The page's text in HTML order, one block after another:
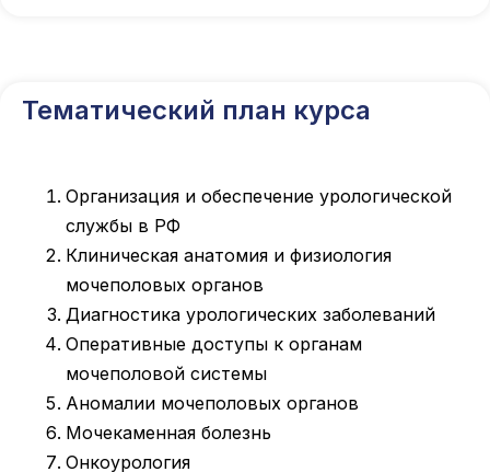
Тематический план курса
Организация и обеспечение урологической
службы в РФ
Клиническая анатомия и физиология
мочеполовых органов
Диагностика урологических заболеваний
Оперативные доступы к органам
мочеполовой системы
Аномалии мочеполовых органов
Мочекаменная болезнь
Онкоурология